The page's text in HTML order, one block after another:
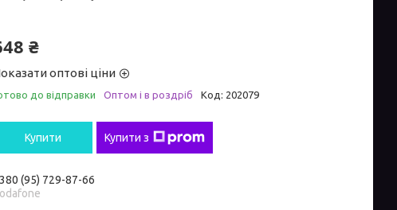
₴
оптові ціни
до відправки Оптом і в роздріб Код: 202079
Купити Купити з
(95) 729-87-66